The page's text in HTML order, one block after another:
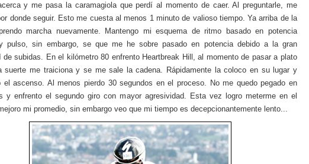
y me pasa la caramagiola que perdí al momento de caer. Al preguntarle, me
donde seguir. Esto me cuesta al menos 1 minuto de valioso tiempo. Ya arriba de la
marcha nuevamente. Mantengo mi esquema de ritmo basado en potencia
pulso, sin embargo, se que me he sobre pasado en potencia debido a la gran
de subidas. En el kilómetro 80 enfrento Heartbreak Hill, al momento de pasar a plato
suerte me traiciona y se me sale la cadena. Rápidamente la coloco en su lugar y
el ascenso. Al menos pierdo 30 segundos en el proceso. No me quedo pegado en
y enfrento el segundo giro con mayor agresividad. Esta vez logro meterme en el
mi promedio, sin embargo veo que mi tiempo es decepcionantemente lento...